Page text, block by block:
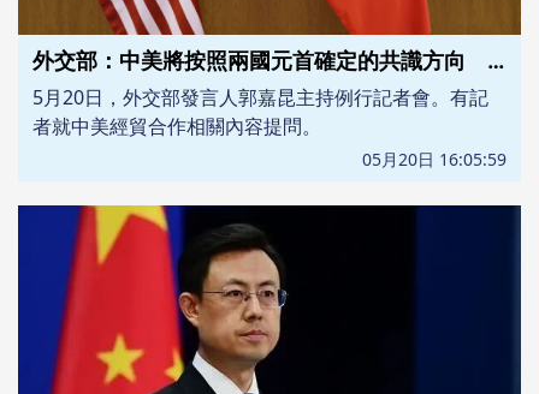
外交部：中美將按照兩國元首確定的共識方向 盡快鎖定經貿成果
5月20日，外交部發言人郭嘉昆主持例行記者會。有記
者就中美經貿合作相關內容提問。
05月20日 16:05:59